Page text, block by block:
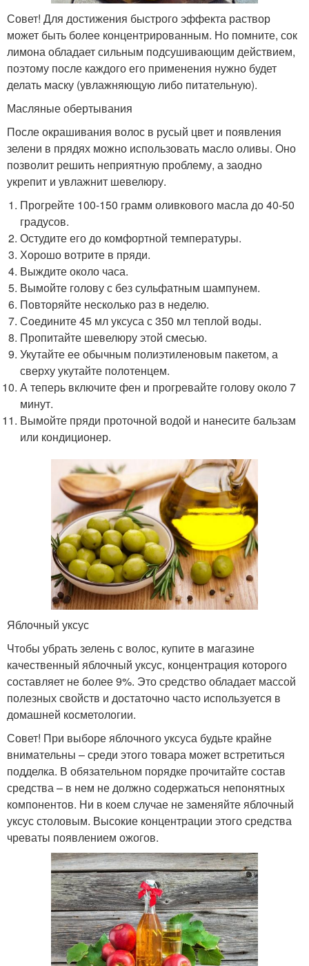
Совет! Для достижения быстрого эффекта раствор
может быть более концентрированным. Но помните, сок
лимона обладает сильным подсушивающим действием,
поэтому после каждого его применения нужно будет
делать маску (увлажняющую либо питательную).
Масляные обертывания
После окрашивания волос в русый цвет и появления
зелени в прядях можно использовать масло оливы. Оно
позволит решить неприятную проблему, а заодно
укрепит и увлажнит шевелюру.
Прогрейте 100-150 грамм оливкового масла до 40-50
градусов.
Остудите его до комфортной температуры.
Хорошо вотрите в пряди.
Выждите около часа.
Вымойте голову с без сульфатным шампунем.
Повторяйте несколько раз в неделю.
Соедините 45 мл уксуса с 350 мл теплой воды.
Пропитайте шевелюру этой смесью.
Укутайте ее обычным полиэтиленовым пакетом, а
сверху укутайте полотенцем.
А теперь включите фен и прогревайте голову около 7
минут.
Вымойте пряди проточной водой и нанесите бальзам
или кондиционер.
Яблочный уксус
Чтобы убрать зелень с волос, купите в магазине
качественный яблочный уксус, концентрация которого
составляет не более 9%. Это средство обладает массой
полезных свойств и достаточно часто используется в
домашней косметологии.
Совет! При выборе яблочного уксуса будьте крайне
внимательны – среди этого товара может встретиться
подделка. В обязательном порядке прочитайте состав
средства – в нем не должно содержаться непонятных
компонентов. Ни в коем случае не заменяйте яблочный
уксус столовым. Высокие концентрации этого средства
чреваты появлением ожогов.